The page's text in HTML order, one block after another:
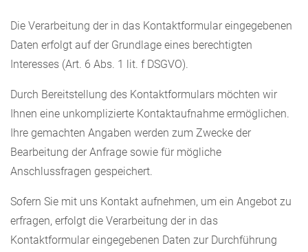
Die Verarbeitung der in das Kontaktformular eingegebenen
Daten erfolgt auf der Grundlage eines berechtigten
Interesses (Art. 6 Abs. 1 lit. f DSGVO).
Durch Bereitstellung des Kontaktformulars möchten wir
Ihnen eine unkomplizierte Kontaktaufnahme ermöglichen.
Ihre gemachten Angaben werden zum Zwecke der
Bearbeitung der Anfrage sowie für mögliche
Anschlussfragen gespeichert.
Sofern Sie mit uns Kontakt aufnehmen, um ein Angebot zu
erfragen, erfolgt die Verarbeitung der in das
Kontaktformular eingegebenen Daten zur Durchführung